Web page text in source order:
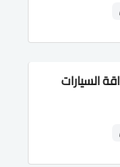
السيارات